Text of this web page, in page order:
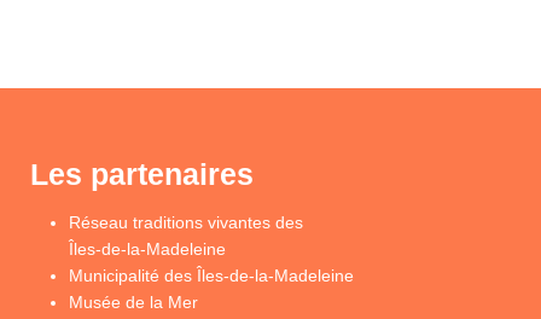
Les partenaires
Réseau traditions vivantes des
Îles-de-la-Madeleine
Municipalité des Îles-de-la-Madeleine
Musée de la Mer